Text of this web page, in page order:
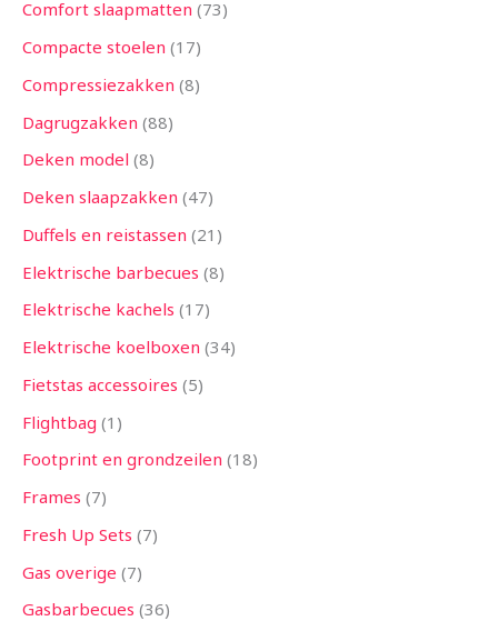
Comfort slaapmatten 73
Compacte stoelen 17
Compressiezakken 8
Dagrugzakken 88
Deken model 8
Deken slaapzakken 47
Duffels en reistassen 21
Elektrische barbecues 8
Elektrische kachels 17
Elektrische koelboxen 34
Fietstas accessoires 5
Flightbag 1
Footprint en grondzeilen 18
Frames 7
Fresh Up Sets 7
Gas overige 7
Gasbarbecues 36